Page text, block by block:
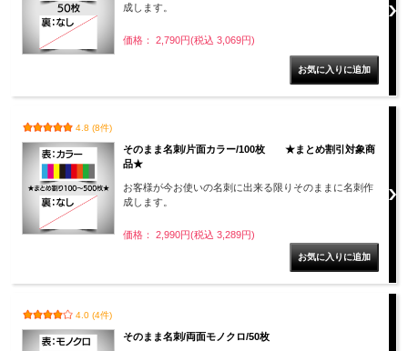
成します。
価格： 2,790円(税込 3,069円)
4.8 (8件)
そのまま名刺/片面カラー/100枚 ★まとめ割引対象商
品★
お客様が今お使いの名刺に出来る限りそのままに名刺作
成します。
価格： 2,990円(税込 3,289円)
4.0 (4件)
そのまま名刺/両面モノクロ/50枚